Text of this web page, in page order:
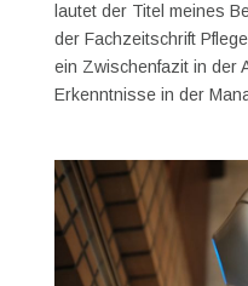
lautet der Titel meines
der Fachzeitschrift
ein Zwischenfazit in der
Erkenntnisse in der